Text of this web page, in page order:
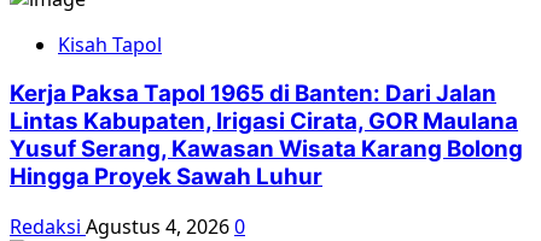
Kisah Tapol
Kerja Paksa Tapol 1965 di Banten: Dari Jalan
Lintas Kabupaten, Irigasi Cirata, GOR Maulana
Yusuf Serang, Kawasan Wisata Karang Bolong
Hingga Proyek Sawah Luhur
Redaksi Agustus 4, 20260